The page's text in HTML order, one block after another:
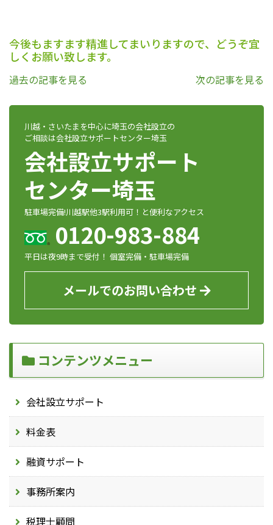
川越・さいたまを中心に埼玉の会社設立の
ご相談は会社設立サポートセンター埼玉
会社設立サポート
センター埼玉
駐車場完備!川越駅他3駅利用可！と便利なアクセス
0120-983-884
平日は夜9時まで受付！ 個室完備・駐車場完備
メールでのお問い合わせ
コンテンツメニュー
会社設立サポート
料金表
融資サポート
事務所案内
税理士顧問
今後もますます精進してまいりますので、どうぞ宜
しくお願い致します。
過去の記事を見る 次の記事を見る